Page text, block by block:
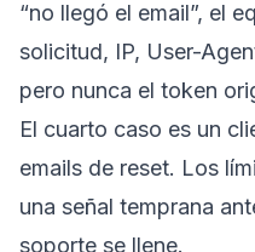
“no llegó el email”, el
solicitud, IP, User-
pero nunca el token
El cuarto caso es un
emails de reset. Los
una señal temprana
soporte se llene.